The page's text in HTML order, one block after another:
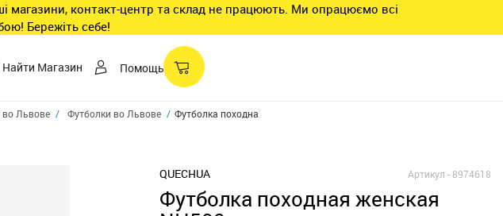
магазини, контакт-центр та склад не працюють. Ми опрацюємо всі
Бережіть себе!
Найти Магазин Помощь
во Львове Футболки во Львове Футболка походная женская NH500
QUECHUA Артикул -8974618
Футболка походная женская